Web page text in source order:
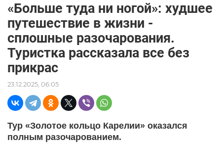
«Больше туда ни ногой»: худшее
путешествие в жизни -
сплошные разочарования.
Туристка рассказала все без
прикрас
23.12.2025, 06:05
Тур «Золотое кольцо Карелии» оказался
полным разочарованием.